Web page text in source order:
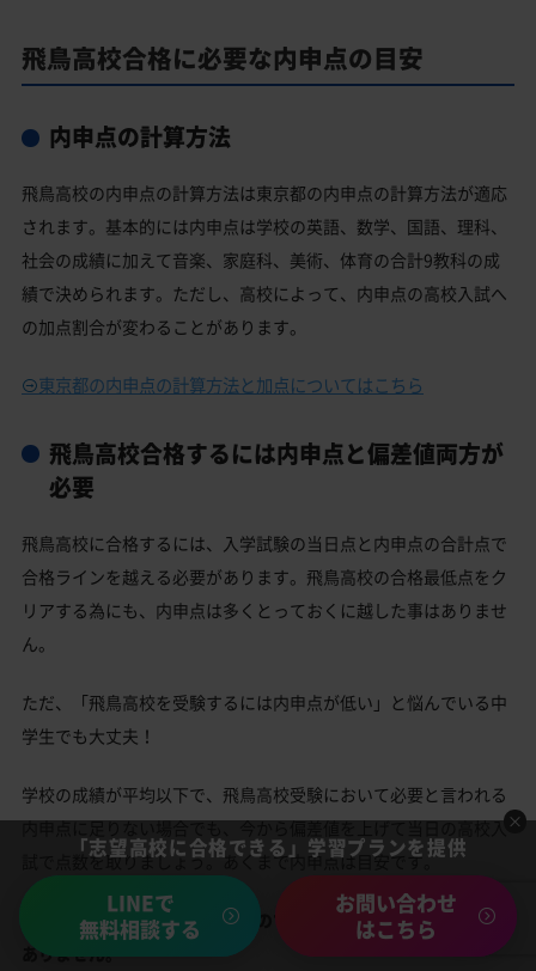
飛鳥高校合格に必要な内申点の目安
内申点の計算方法
飛鳥高校の内申点の計算方法は東京都の内申点の計算方法が適応
されます。基本的には内申点は学校の英語、数学、国語、理科、
社会の成績に加えて音楽、家庭科、美術、体育の合計9教科の成
績で決められます。ただし、高校によって、内申点の高校入試へ
の加点割合が変わることがあります。
東京都の内申点の計算方法と加点についてはこちら
飛鳥高校合格するには内申点と偏差値両方が
必要
飛鳥高校に合格するには、入学試験の当日点と内申点の合計点で
合格ラインを越える必要があります。飛鳥高校の合格最低点をク
リアする為にも、内申点は多くとっておくに越した事はありませ
ん。
ただ、「飛鳥高校を受験するには内申点が低い」と悩んでいる中
学生でも大丈夫！
学校の成績が平均以下で、飛鳥高校受験において必要と言われる
内申点に足りない場合でも、今から偏差値を上げて当日の高校入
試で点数を取りましょう。あくまで内申点は目安です。
当日の高校入試で逆転できますので飛鳥高校合格を諦める必要は
ありません。
「志望高校に合格できる」学習プランを提供
LINEで
無料相談する
お問い合わせ
はこちら